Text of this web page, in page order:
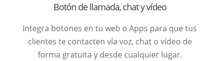
Botón de llamada, chat y vídeo
Integra botones en tu web o Apps para que tus
clientes te contacten vía voz, chat o vídeo de
forma gratuita y desde cualquier lugar.